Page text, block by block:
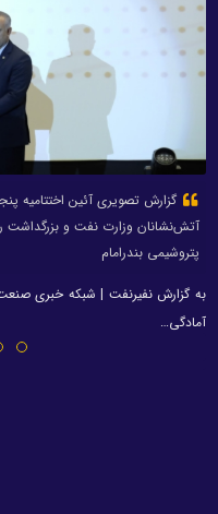
گزارش تصویری آئین اختتامیه
آتش‌نشانان وزارت نفت و بزرگداشت
پتروشیمی بندرامام
به گزارش نفیرنفت | شبکه خبری صنعت
آمادگی…